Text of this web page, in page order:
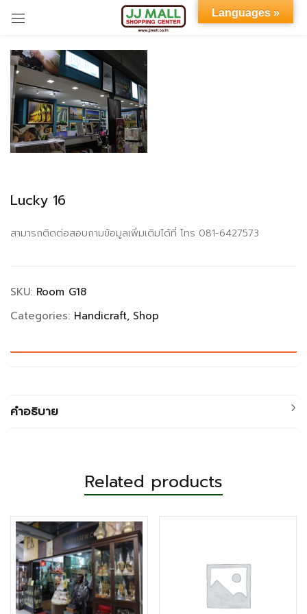
Lucky 16
สามารถติดต่อสอบถามข้อมูลเพิ่มเติมได้ที่ โทร 081-6427573
SKU: Room G18
Categories: Handicraft Shop
คำอธิบาย
Related products
Languages »
Sign in